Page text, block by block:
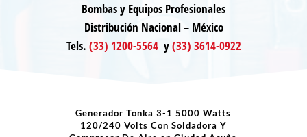
Bombas y Equipos Profesionales
Distribución Nacional – México
Tels. (33) 1200-5564y(33) 3614-0922
Generador Tonka 3-1 5000 Watts
120/240 Volts Con Soldadora Y